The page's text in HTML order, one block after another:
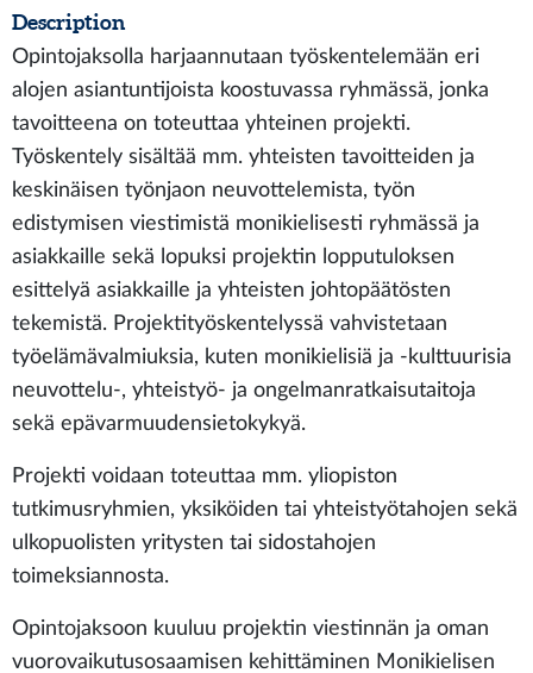
Description
Opintojaksolla harjaannutaan työskentelemään eri
alojen asiantuntijoista koostuvassa ryhmässä, jonka
tavoitteena on toteuttaa yhteinen projekti.
Työskentely sisältää mm. yhteisten tavoitteiden ja
keskinäisen työnjaon neuvottelemista, työn
edistymisen viestimistä monikielisesti ryhmässä ja
asiakkaille sekä lopuksi projektin lopputuloksen
esittelyä asiakkaille ja yhteisten johtopäätösten
tekemistä. Projektityöskentelyssä vahvistetaan
työelämävalmiuksia, kuten monikielisiä ja -kulttuurisia
neuvottelu-, yhteistyö- ja ongelmanratkaisutaitoja
sekä epävarmuudensietokykyä.
Projekti voidaan toteuttaa mm. yliopiston
tutkimusryhmien, yksiköiden tai yhteistyötahojen sekä
ulkopuolisten yritysten tai sidostahojen
toimeksiannosta.
Opintojaksoon kuuluu projektin viestinnän ja oman
vuorovaikutusosaamisen kehittäminen Monikielisen